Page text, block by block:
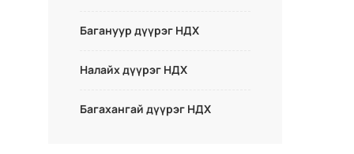
Багануур дүүрэг НДХ
Налайх дүүрэг НДХ
Багахангай дүүрэг НДХ